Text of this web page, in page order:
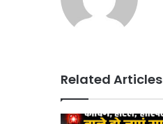
Related Articles